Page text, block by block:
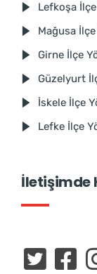
Lefkoşa
Mağusa
Girne İlçe
Güzelyurt
İskele İlçe
Lefke İlçe
İletişimde